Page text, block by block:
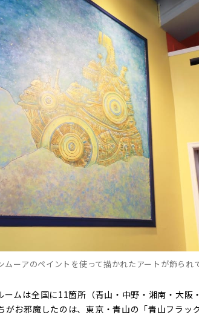
ーアのペイントを使って描かれたアートが飾られ
ームは全国に11箇所（青山・中野・湘南・大阪
がお邪魔したのは、東京・青山の「青山フラッ